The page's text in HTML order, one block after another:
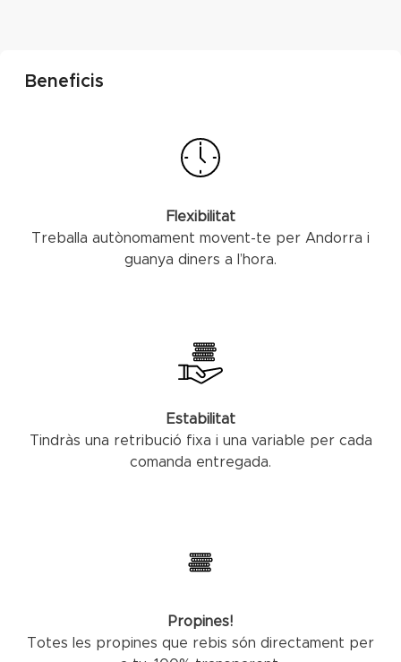
Beneficis
Flexibilitat
Treballa autònomament movent-te per Andorra i
guanya diners a l’hora.
Estabilitat
Tindràs una retribució fixa i una variable per cada
comanda entregada.
Propines!
Totes les propines que rebis són directament per